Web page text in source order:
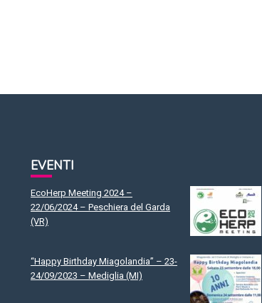
EVENTI
EcoHerp Meeting 2024 –
22/06/2024 – Peschiera del Garda
(VR)
“Happy Birthday Miagolandia” – 23-
24/09/2023 – Mediglia (MI)